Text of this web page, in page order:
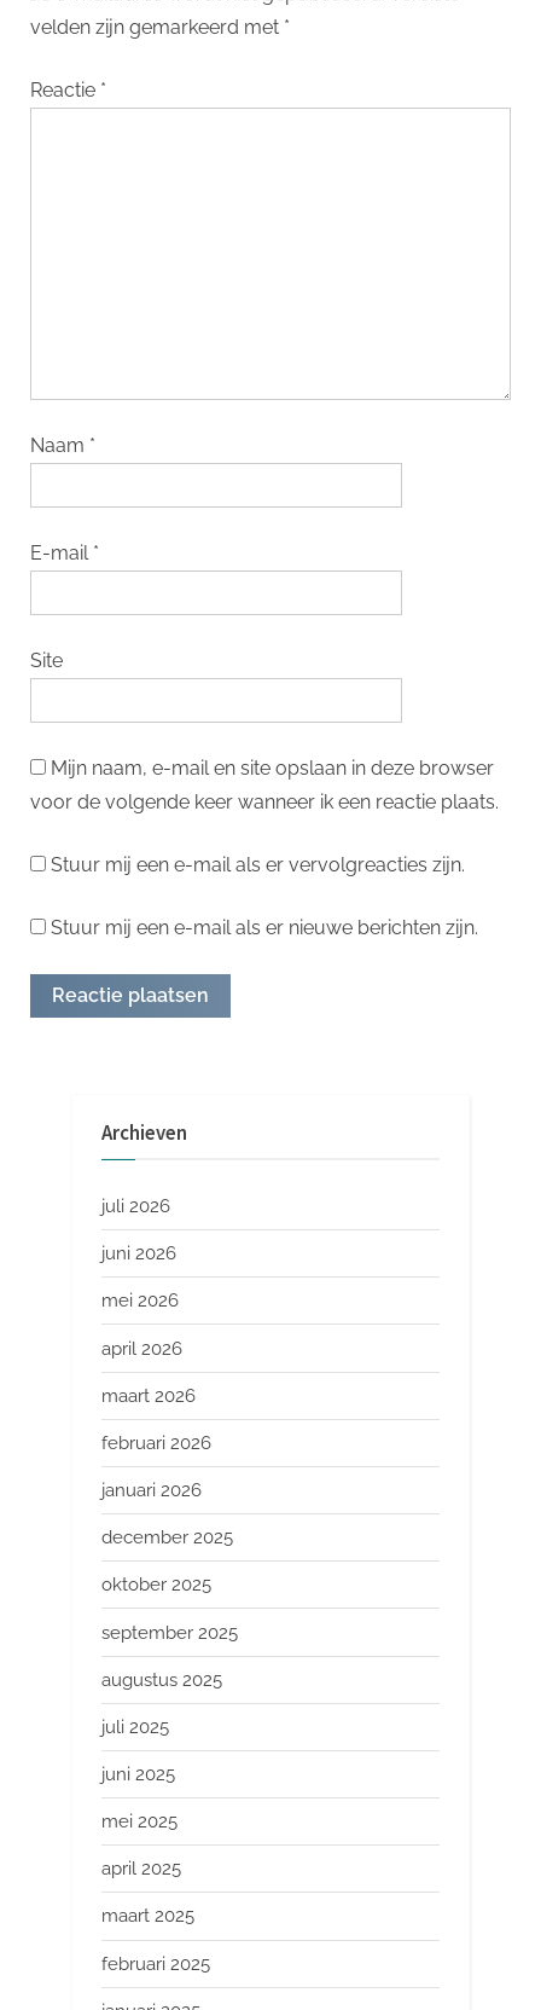
velden zijn gemarkeerd met *
Reactie *
Naam *
E-mail *
Site
Mijn naam, e-mail en site opslaan in deze browser
voor de volgende keer wanneer ik een reactie plaats.
Stuur mij een e-mail als er vervolgreacties zijn.
Stuur mij een e-mail als er nieuwe berichten zijn.
Archieven
juli 2026
juni 2026
mei 2026
april 2026
maart 2026
februari 2026
januari 2026
december 2025
oktober 2025
september 2025
augustus 2025
juli 2025
juni 2025
mei 2025
april 2025
maart 2025
februari 2025